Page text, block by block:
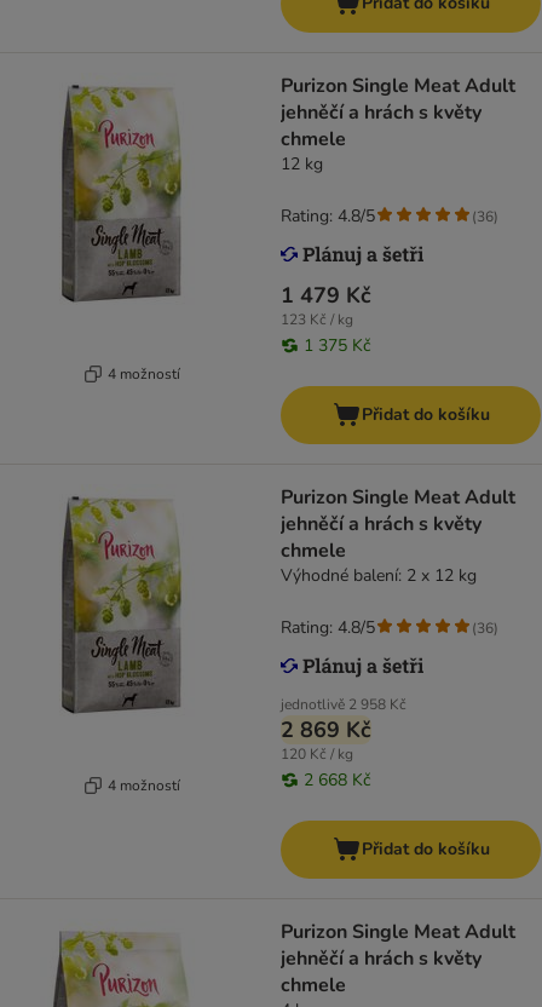
4 možností
Purizon Single Meat Adult
jehněčí a hrách s květy
chmele
12 kg
1 479 Kč
123 Kč / kg
1 375 Kč
Rating: 4.8/5 (36)
Přidat do košíku
4 možností
Purizon Single Meat Adult
jehněčí a hrách s květy
chmele
Výhodné balení: 2 x 12 kg
jednotlivě 2 958 Kč
2 869 Kč
120 Kč / kg
2 668 Kč
Rating: 4.8/5 (36)
Přidat do košíku
Purizon Single Meat Adult
jehněčí a hrách s květy
chmele